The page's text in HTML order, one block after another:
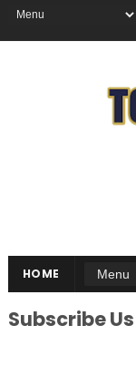
HOME
Subscribe Us